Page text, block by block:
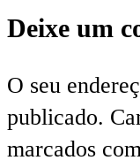
Deixe um
O seu
publicado.
marcados com